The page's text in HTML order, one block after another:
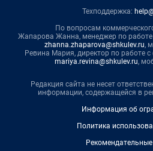
Техподдержка:
По вопросам
Жапарова Жанна, менеджер по
zhanna.zhaparova@shkulev.ru,
Ревина Мария, директор по работе
mariya.revina@shkulev.ru,
Редакция сайта не несет
информации, содержащейся в
Информация об
Политика